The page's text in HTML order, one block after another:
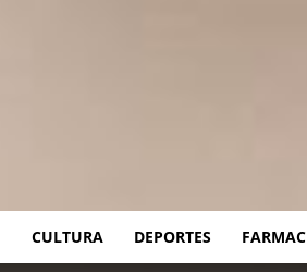
CULTURA DEPORTES